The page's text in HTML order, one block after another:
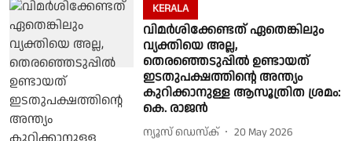
KERALA
വിമർശിക്കേണ്ടത് ഏതെങ്കിലും
വ്യക്തിയെ അല്ല,
തെരഞ്ഞെടുപ്പിൽ ഉണ്ടായത്
ഇടതുപക്ഷത്തിന്റെ അന്ത്യം
കുറിക്കാനുള്ള ആസൂത്രിത ശ്രമം:
കെ. രാജൻ
ന്യൂസ് ഡെസ്ക്
20 May 2026